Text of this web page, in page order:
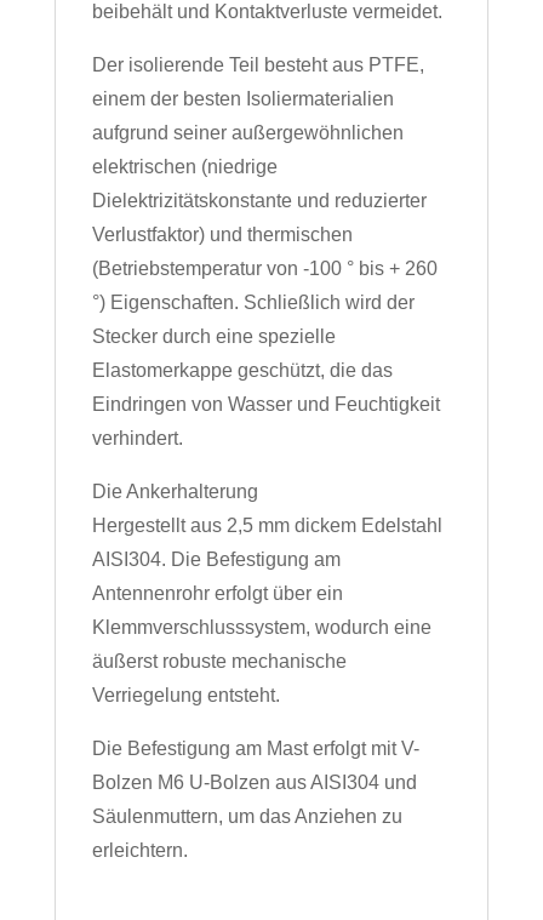
beibehält und Kontaktverluste vermeidet.
Der isolierende Teil besteht aus PTFE,
einem der besten Isoliermaterialien
aufgrund seiner außergewöhnlichen
elektrischen (niedrige
Dielektrizitätskonstante und reduzierter
Verlustfaktor) und thermischen
(Betriebstemperatur von -100 ° bis + 260
°) Eigenschaften. Schließlich wird der
Stecker durch eine spezielle
Elastomerkappe geschützt, die das
Eindringen von Wasser und Feuchtigkeit
verhindert.
Die Ankerhalterung
Hergestellt aus 2,5 mm dickem Edelstahl
AISI304. Die Befestigung am
Antennenrohr erfolgt über ein
Klemmverschlusssystem, wodurch eine
äußerst robuste mechanische
Verriegelung entsteht.
Die Befestigung am Mast erfolgt mit V-
Bolzen M6 U-Bolzen aus AISI304 und
Säulenmuttern, um das Anziehen zu
erleichtern.